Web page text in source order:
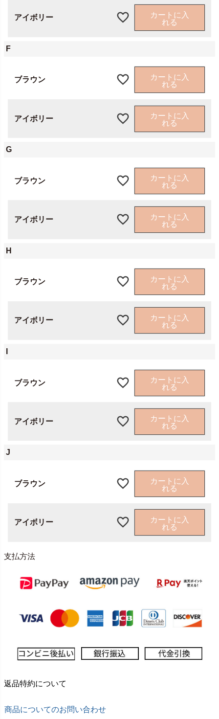
アイボリー
カートに入
れる
F
ブラウン
カートに入
れる
アイボリー
カートに入
れる
G
ブラウン
カートに入
れる
アイボリー
カートに入
れる
H
ブラウン
カートに入
れる
アイボリー
カートに入
れる
ブラウン
カートに入
れる
アイボリー
カートに入
れる
J
ブラウン
カートに入
れる
アイボリー
カートに入
れる
支払方法
返品特約について
商品についてのお問い合わせ